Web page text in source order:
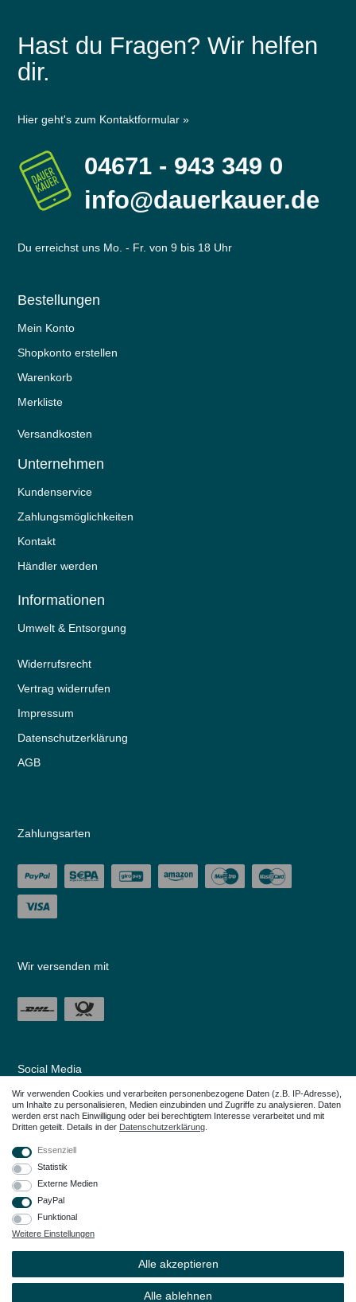
Hast du Fragen? Wir helfen
dir.
Hier geht's zum Kontaktformular »
04671 - 943 349 0
info@dauerkauer.de
Du erreichst uns Mo. - Fr. von 9 bis 18 Uhr
Bestellungen
Mein Konto
Shopkonto erstellen
Warenkorb
Merkliste
Versandkosten
Unternehmen
Kundenservice
Zahlungsmöglichkeiten
Kontakt
Händler werden
Informationen
Umwelt & Entsorgung
Widerrufs­recht
Vertrag widerrufen
Impressum
Daten­schutz­erklärung
AGB
Zahlungsarten
Wir versenden mit
Social Media
Warenzeichen Ihrer Eigentümer.
© Copyright 2026 – Dauerkauer | Alle Rechte vorbehalten.
Wir verwenden Cookies und verarbeiten personenbezogene Daten (z.B. IP-Adresse),
um Inhalte zu personalisieren, Medien einzubinden und Zugriffe zu analysieren. Daten
werden erst nach Einwilligung oder bei berechtigtem Interesse verarbeitet und mit
Dritten geteilt. Details in der Daten­schutz­erklärung
Essenziell
Statistik
Externe Medien
PayPal
Funktional
Weitere Einstellungen
Alle akzeptieren
Alle ablehnen